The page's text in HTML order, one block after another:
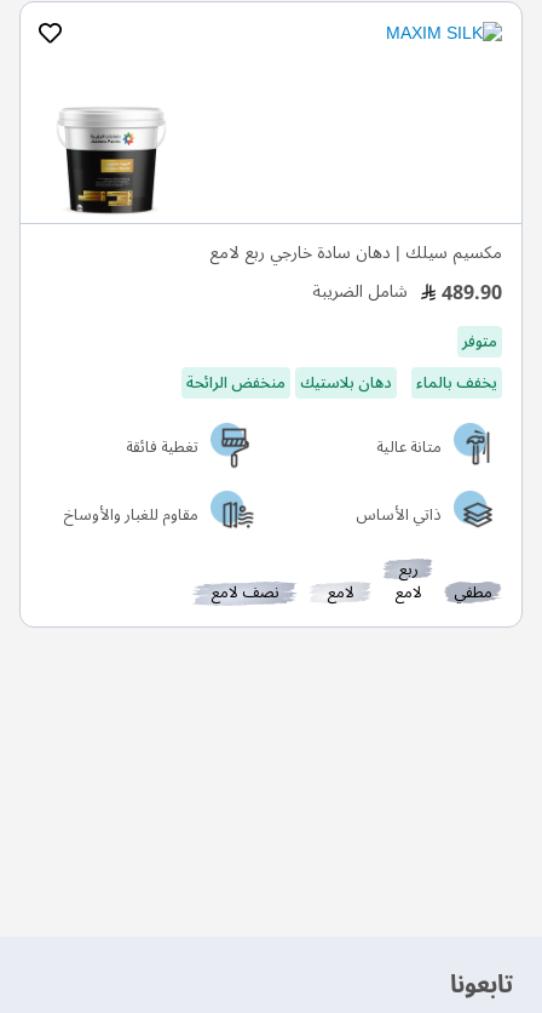
مكسيم سيلك | دهان سادة خارجي ربع لامع
489.90 شامل الضريبة
متوفر
يخفف بالماء
دهان بلاستيك منخفض الرائحة
متانة عالية
تغطية فائقة
ذاتي الأساس
مقاوم للغبار والأوساخ
مطفي
ربع
لامع لامع نصف لامع
‫تابعونا‬